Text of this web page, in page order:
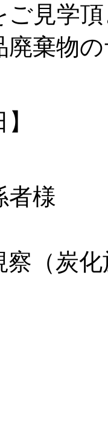
ご見学
廃棄物
者様
察（炭